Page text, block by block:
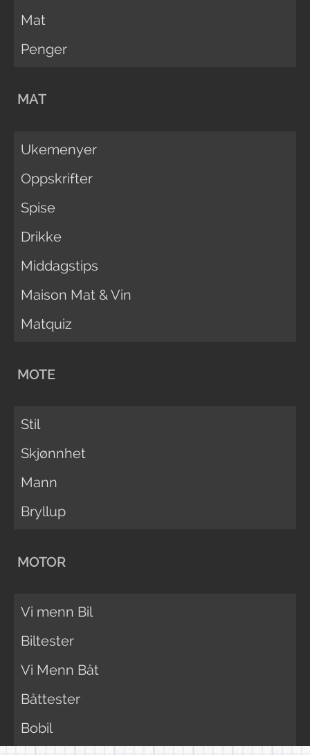
Mat
Penger
MAT
Ukemenyer
Oppskrifter
Spise
Drikke
Middagstips
Maison Mat & Vin
Matquiz
MOTE
Stil
Skjønnhet
Mann
Bryllup
MOTOR
Vi menn Bil
Biltester
Vi Menn Båt
Båttester
Bobil